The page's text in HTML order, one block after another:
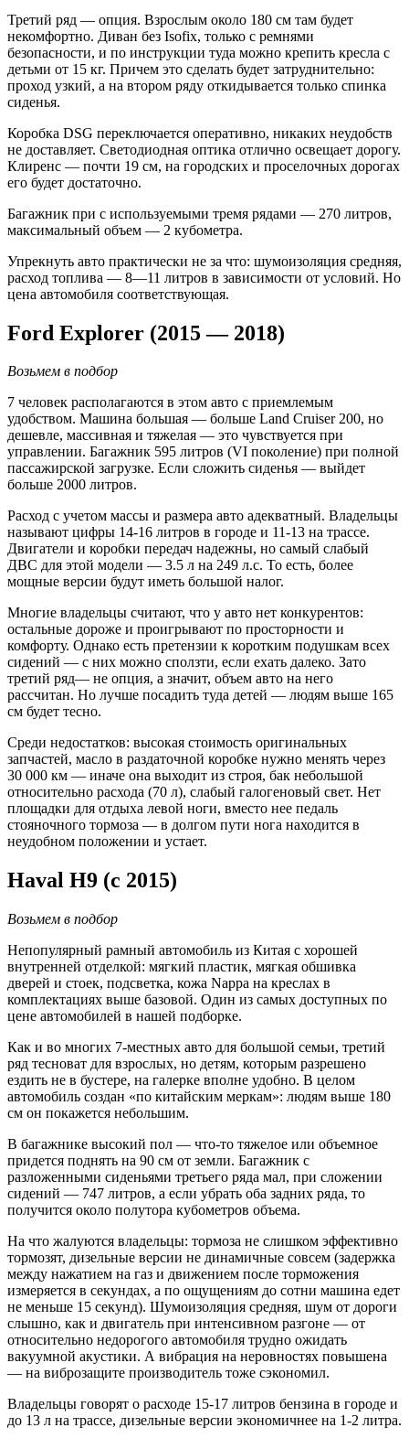
Третий ряд — опция. Взрослым около 180 см там будет
некомфортно. Диван без Isofix, только с ремнями
безопасности, и по инструкции туда можно крепить кресла с
детьми от 15 кг. Причем это сделать будет затруднительно:
проход узкий, а на втором ряду откидывается только спинка
сиденья.
Коробка DSG переключается оперативно, никаких неудобств
не доставляет. Светодиодная оптика отлично освещает дорогу.
Клиренс — почти 19 см, на городских и проселочных дорогах
его будет достаточно.
Багажник при с используемыми тремя рядами — 270 литров,
максимальный объем — 2 кубометра.
Упрекнуть авто практически не за что: шумоизоляция средняя,
расход топлива — 8—11 литров в зависимости от условий. Но
цена автомобиля соответствующая.
Ford Explorer (2015 — 2018)
Возьмем в подбор
7 человек располагаются в этом авто с приемлемым
удобством. Машина большая — больше Land Cruiser 200, но
дешевле, массивная и тяжелая — это чувствуется при
управлении. Багажник 595 литров (VI поколение) при полной
пассажирской загрузке. Если сложить сиденья — выйдет
больше 2000 литров.
Расход с учетом массы и размера авто адекватный. Владельцы
называют цифры 14-16 литров в городе и 11-13 на трассе.
Двигатели и коробки передач надежны, но самый слабый
ДВС для этой модели — 3.5 л на 249 л.с. То есть, более
мощные версии будут иметь большой налог.
Многие владельцы считают, что у авто нет конкурентов:
остальные дороже и проигрывают по просторности и
комфорту. Однако есть претензии к коротким подушкам всех
сидений — с них можно сползти, если ехать далеко. Зато
третий ряд— не опция, а значит, объем авто на него
рассчитан. Но лучше посадить туда детей — людям выше 165
см будет тесно.
Среди недостатков: высокая стоимость оригинальных
запчастей, масло в раздаточной коробке нужно менять через
30 000 км — иначе она выходит из строя, бак небольшой
относительно расхода (70 л), слабый галогеновый свет. Нет
площадки для отдыха левой ноги, вместо нее педаль
стояночного тормоза — в долгом пути нога находится в
неудобном положении и устает.
Haval H9 (с 2015)
Возьмем в подбор
Непопулярный рамный автомобиль из Китая с хорошей
внутренней отделкой: мягкий пластик, мягкая обшивка
дверей и стоек, подсветка, кожа Nappa на креслах в
комплектациях выше базовой. Один из самых доступных по
цене автомобилей в нашей подборке.
Как и во многих 7-местных авто для большой семьи, третий
ряд тесноват для взрослых, но детям, которым разрешено
ездить не в бустере, на галерке вполне удобно. В целом
автомобиль создан «по китайским меркам»: людям выше 180
см он покажется небольшим.
В багажнике высокий пол — что-то тяжелое или объемное
придется поднять на 90 см от земли. Багажник с
разложенными сиденьями третьего ряда мал, при сложении
сидений — 747 литров, а если убрать оба задних ряда, то
получится около полутора кубометров объема.
На что жалуются владельцы: тормоза не слишком эффективно
тормозят, дизельные версии не динамичные совсем (задержка
между нажатием на газ и движением после торможения
измеряется в секундах, а по ощущениям до сотни машина едет
не меньше 15 секунд). Шумоизоляция средняя, шум от дороги
слышно, как и двигатель при интенсивном разгоне — от
относительно недорогого автомобиля трудно ожидать
вакуумной акустики. А вибрация на неровностях повышена
— на виброзащите производитель тоже сэкономил.
Владельцы говорят о расходе 15-17 литров бензина в городе и
до 13 л на трассе, дизельные версии экономичнее на 1-2 литра.